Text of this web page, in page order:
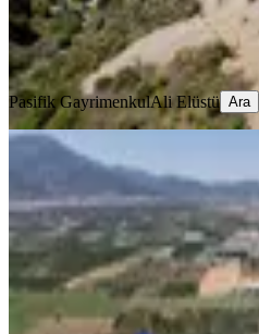
Pasifik Gayrimenkul Ali Elüstü
Ara
Pasifik GayrimenkulAli Elüstü Ara
Parsel
İzmir, Kemalpaşa
10850 m²·
38.000.000 ₺